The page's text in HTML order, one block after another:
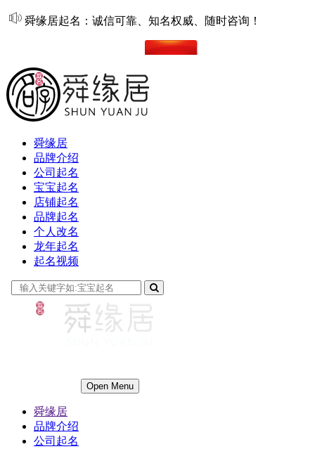
舜缘居起名：诚信可靠、知名权威、随时咨询！
舜缘居
品牌介绍
公司起名
宝宝起名
店铺起名
品牌起名
个人改名
龙年起名
起名视频
Open Menu
舜缘居
品牌介绍
公司起名